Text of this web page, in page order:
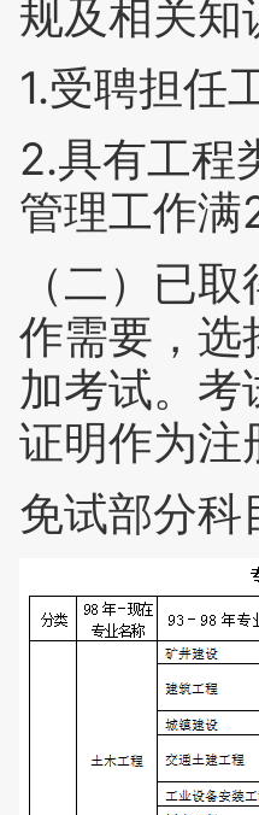
规及相关知
1.受聘担任
2.具有工程
管理工作满
（二）已
作需要，选
加考试。
证明作为注
免试部分科